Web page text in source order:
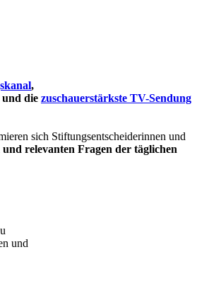
,
und die zuschauerstärkste TV-Sendung
sich Stiftungsentscheiderinnen und
relevanten Fragen der täglichen
und